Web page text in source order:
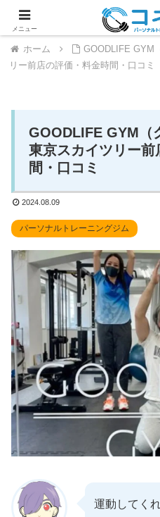
ホーム
GOODLIFE GYM
リー前店の評価・料金時間・口コミ
GOODLIFE GYM（
東京スカイツリー
間・口コミ
2024.08.09
パーソナルトレーニングジム
運動してく
メニュー